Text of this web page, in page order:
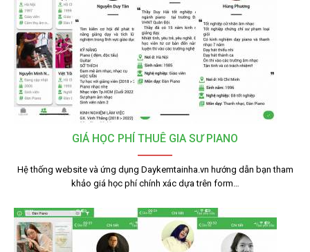
GIÁ HỌC PHÍ THUÊ GIA SƯ PIANO
Hệ thống website và ứng dụng Daykemtainha.vn hướng dẫn bạn tham
khảo giá học phí chính xác dựa trên form…